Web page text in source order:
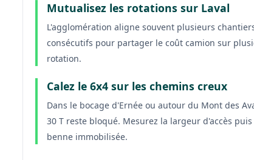
Mutualisez les rotations sur Laval
L'agglomération aligne souvent plusieurs
consécutifs pour partager le coût camion sur
rotation.
Calez le 6x4 sur les chemins creux
Dans le bocage d'Ernée ou autour du Mont des
30 T reste bloqué. Mesurez la largeur d'accès
benne immobilisée.